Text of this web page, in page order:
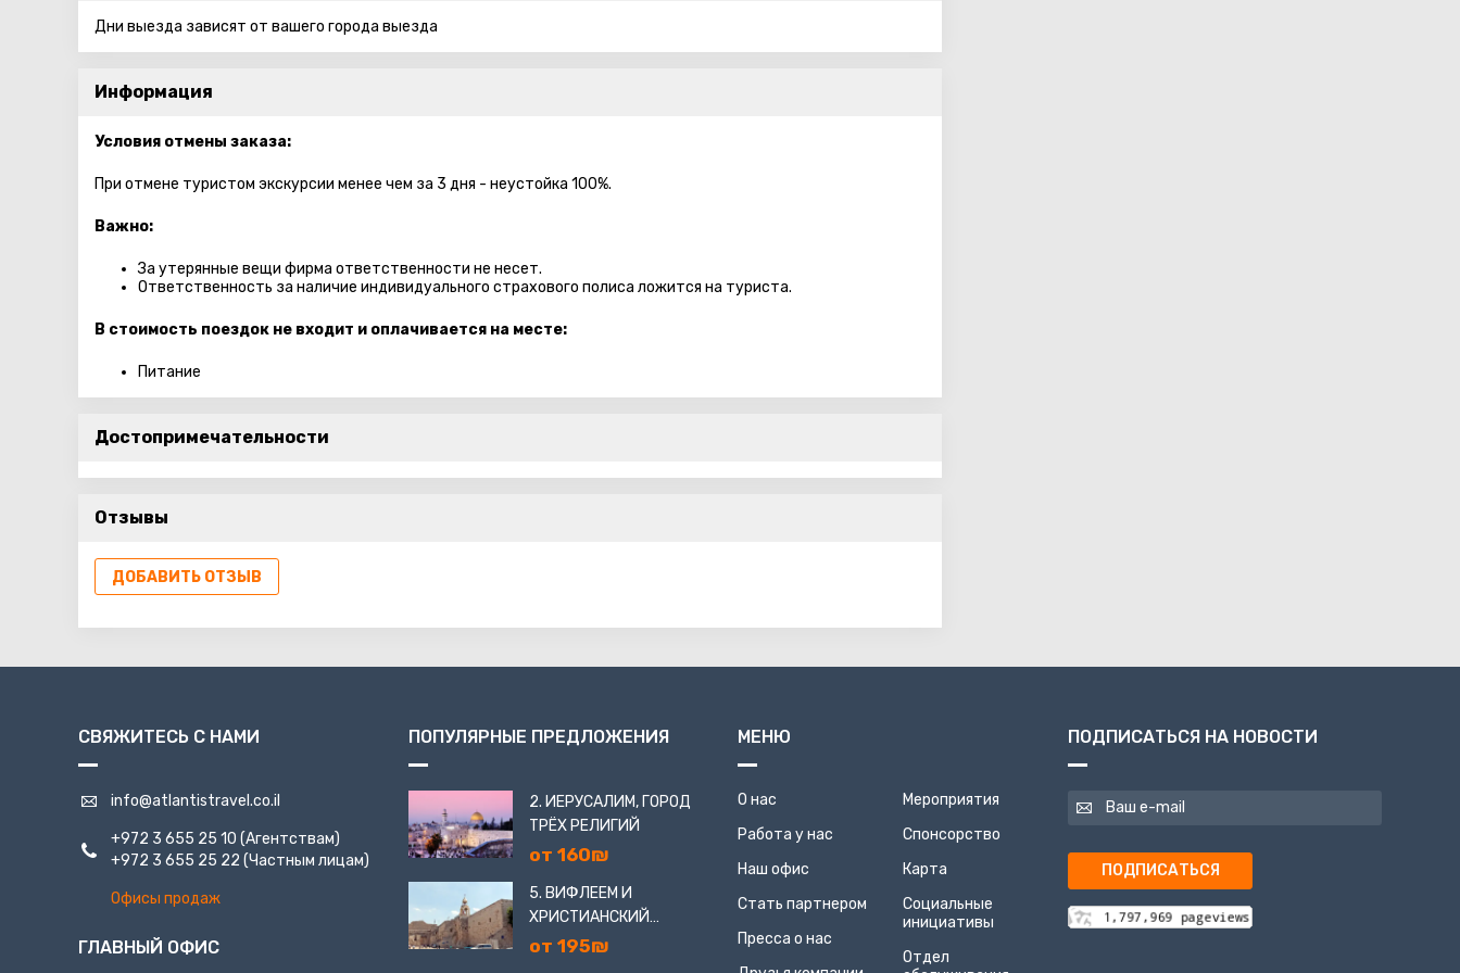
Дни выезда зависят от вашего города выезда
Информация
Условия отмены заказа:
При отмене туристом экскурсии менее чем за 3 дня - неустойка 100%.
Важно:
За утерянные вещи фирма ответственности не несет.
Ответственность за наличие индивидуального страхового полиса ложится на туриста.
В стоимость поездок не входит и оплачивается на месте:
Питание
Достопримечательности
Отзывы
ДОБАВИТЬ ОТЗЫВ
СВЯЖИТЕСЬ С НАМИ
info@atlantistravel.co.il
+972 3 655 25 10 (Агентствам)
+972 3 655 25 22 (Частным лицам)
Офисы продаж
ГЛАВНЫЙ ОФИС
ПОПУЛЯРНЫЕ ПРЕДЛОЖЕНИЯ
2. ИЕРУСАЛИМ, ГОРОД
ТРЁХ РЕЛИГИЙ
от 160₪
5. ВИФЛЕЕМ И
ХРИСТИАНСКИЙ
ИЕРУСАЛИМ
от 195₪
МЕНЮ
О нас
Работа у нас
Наш офис
Стать партнером
Пресса о нас
Мероприятия
Спонсорство
Карта
Социальные
инициативы
Отдел
ПОДПИСАТЬСЯ НА НОВОСТИ
ПОДПИСАТЬСЯ